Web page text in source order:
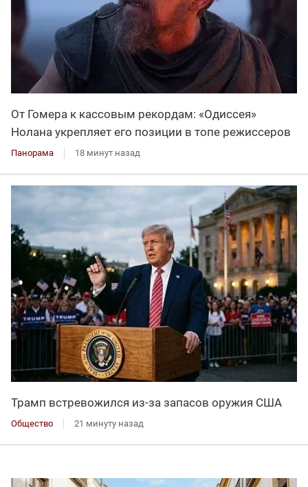
От Гомера к кассовым рекордам: «Одиссея»
Нолана укрепляет его позиции в топе режиссеров
Панорама 18 минут назад
Трамп встревожился из-за запасов оружия США
Общество 21 минуту назад